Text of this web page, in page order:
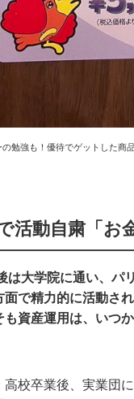
勉強も！優待でゲットした商
活動自粛「お
大学院に通い、パ
面で精力的に活動さ
も資産運用は、いつ
高校卒業後、実業団